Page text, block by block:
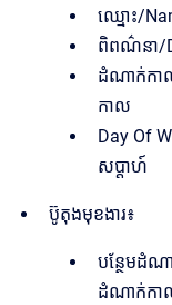
ឈ្មោះ/
ពិពណ៌នា/
ដំណាក់កាល/
កាល
Day Of
សប្តាហ៍
ប៊ូតុងមុខងារ៖
បន្ថែមដំណ
ដំណាក់កា